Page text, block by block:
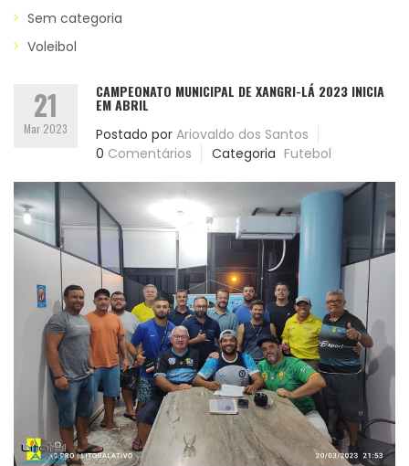
Sem categoria
Voleibol
21
Mar 2023
CAMPEONATO MUNICIPAL DE XANGRI-LÁ 2023 INICIA
EM ABRIL
Postado por Ariovaldo dos Santos
0 Comentários Categoria Futebol